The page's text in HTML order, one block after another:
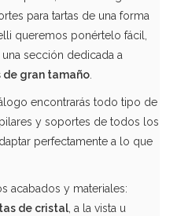
para tartas de una forma
queremos ponértelo fácil,
sección dedicada a
de gran tamaño.
encontrarás todo tipo de
y soportes de todos los
perfectamente a lo que
acabados y materiales:
de cristal, a la vista u